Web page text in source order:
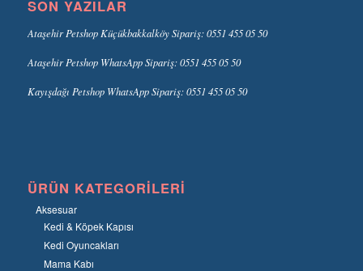
SON YAZILAR
Ataşehir Petshop Küçükbakkalköy Sipariş: 0551 455 05 50
Ataşehir Petshop WhatsApp Sipariş: 0551 455 05 50
Kayışdağı Petshop WhatsApp Sipariş: 0551 455 05 50
ÜRÜN KATEGORILERI
Aksesuar
Kedi & Köpek Kapısı
Kedi Oyuncakları
Mama Kabı